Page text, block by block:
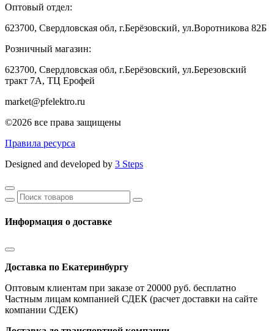
Оптовый отдел:
623700, Свердловская обл, г.Берёзовский, ул.Воротникова 82Б
Розничный магазин:
623700, Свердловская обл, г.Берёзовский, ул.Березовский
тракт 7А, ТЦ Ерофей
market@pfelektro.ru
©2026 все права защищены
Правила ресурса
Designed and developed by 3 Steps
Информация о доставке
Доставка по Екатеринбургу
Оптовым клиентам при заказе от 20000 руб. бесплатно
Частным лицам компанией СДЕК (расчет доставки на сайте
компании СДЕК)